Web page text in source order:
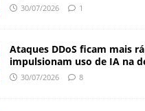
30/07/2026 1
Ataques DDoS ficam mais
impulsionam uso de IA na
30/07/2026 8